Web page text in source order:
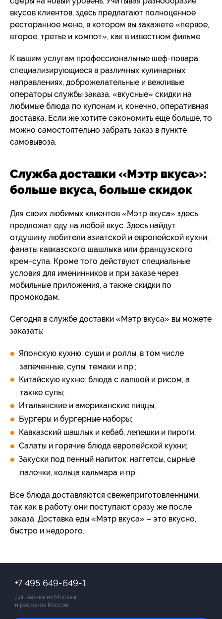
вкусов клиентов, здесь предлагают полноценное
ресторанное меню, в котором вы закажете «первое,
второе, третье и компот», как в известном фильме.
К вашим услугам профессиональные шеф-повара,
специализирующиеся в различных кулинарных
направлениях, доброжелательные и вежливые
операторы службы заказа, «вкусные» скидки на
любимые блюда по купонам и, конечно, оперативная
доставка. Если же хотите сэкономить еще больше, то
можно самостоятельно забрать заказ в пункте
самовывоза.
Служба доставки «Мэтр вкуса»:
больше вкуса, больше скидок
Для своих любимых клиентов «Мэтр вкуса» здесь
предложат еду на любой вкус. Здесь найдут
отдушину любители азиатской и европейской кухни,
фанаты кавказского шашлыка или французского
крем-супа. Кроме того действуют специальные
условия для именинников и при заказе через
мобильные приложения, а также скидки по
промокодам.
Сегодня в службе доставки «Мэтр вкуса» вы можете
заказать:
Японскую кухню: суши и роллы, в том числе
запеченные, супы, темаки и пр.;
Китайскую кухню: блюда с лапшой и рисом, а
также супы;
Итальянские и американские пиццы;
Бургеры и бургерные наборы;
Кавказский шашлык и кебаб, лепешки и пироги;
Салаты и горячие блюда европейской кухни;
Закуски под пенный напиток: наггетсы, сырные
палочки, кольца кальмара и пр.
Все блюда доставляются свежеприготовленными,
так как в работу они поступают сразу же после
заказа. Доставка еды «Мэтр вкуса» – это вкусно,
быстро и недорого.
+7 495 649-649-1
Для звонка из Москвы
и регионов России